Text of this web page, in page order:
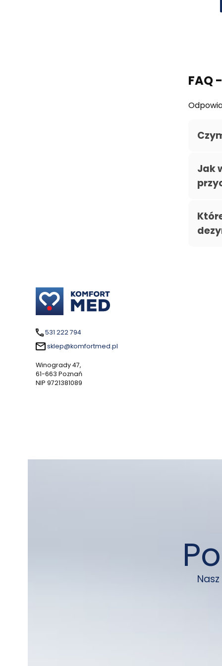
FAQ
Jak
531 222 794
sklep@komfortmed.pl
Winogrady 47,
61-663 Poznań
NIP 9721381089